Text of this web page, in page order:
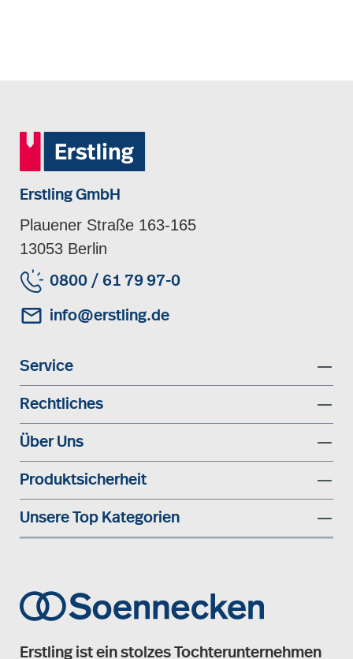
Erstling GmbH
Plauener Straße 163-165
13053 Berlin
0800 / 61 79 97-0
info@erstling.de
Service
Rechtliches
Über Uns
Produktsicherheit
Unsere Top Kategorien
Erstling ist ein stolzes Tochterunternehmen